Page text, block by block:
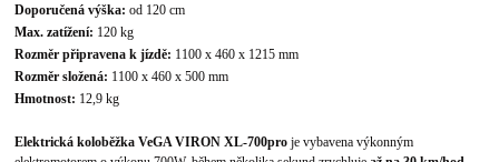
Doporučená výška:od 120 cm
Max. zatížení: 120 kg
Rozměr připravena k jízdě: 1100 x 460 x 1215 mm
Rozměr složená: 1100 x 460 x 500 mm
Hmotnost: 12,9 kg
Elektrická koloběžka VeGA VIRON XL-700pro je vybavena výkonným